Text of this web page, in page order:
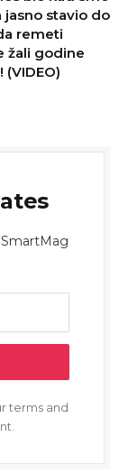
jasno stavio do
remeti
žali godine
terms and